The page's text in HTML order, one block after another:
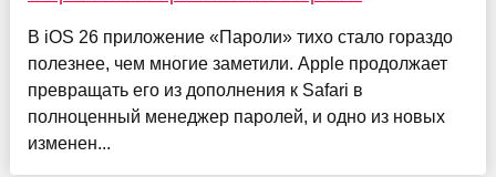
В iOS 26 приложение «Пароли» тихо стало гораздо
полезнее, чем многие заметили. Apple продолжает
превращать его из дополнения к Safari в
полноценный менеджер паролей, и одно из новых
изменен...